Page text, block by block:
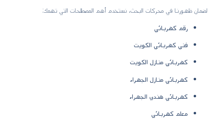
لضمان ظهورنا في محركات البحث، نستخدم أهم المصطلحات التي تهمك:
رقم كهربائي
فني كهربائي الكويت
كهربائي منازل الكويت
كهربائي منازل الجهراء
كهربائي هندي الجهراء
معلم كهربائي